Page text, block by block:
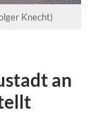
Knecht)
an